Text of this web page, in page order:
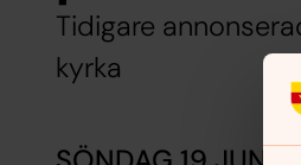
Tidigare
kyrka